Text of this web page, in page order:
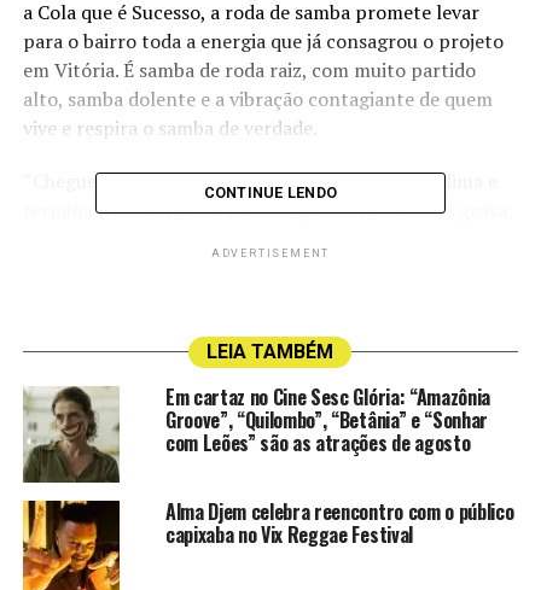
a Cola que é Sucesso, a roda de samba promete levar
para o bairro toda a energia que já consagrou o projeto
em Vitória. É samba de roda raiz, com muito partido
alto, samba dolente e a vibração contagiante de quem
vive e respira o samba de verdade.
“Chegue cedo, porque aqui o samba começa no clima e
termina no horário. Do jeitinho que o trabalhador gosta:
com o pé direito e ao som de um bom samba.
Resenha do Mel
Local:Centro Comunitário da Ilha dos Bentos – Vila
Velha
Quando:
Todas às terças-feiras, a partir das 18h30
Entrada gratuita
CONTINUE LENDO
ADVERTISEMENT
LEIA TAMBÉM
Em cartaz no Cine Sesc Glória: “Amazônia
Groove”, “Quilombo”, “Betânia” e “Sonhar
com Leões” são as atrações de agosto
Alma Djem celebra reencontro com o público
capixaba no Vix Reggae Festival